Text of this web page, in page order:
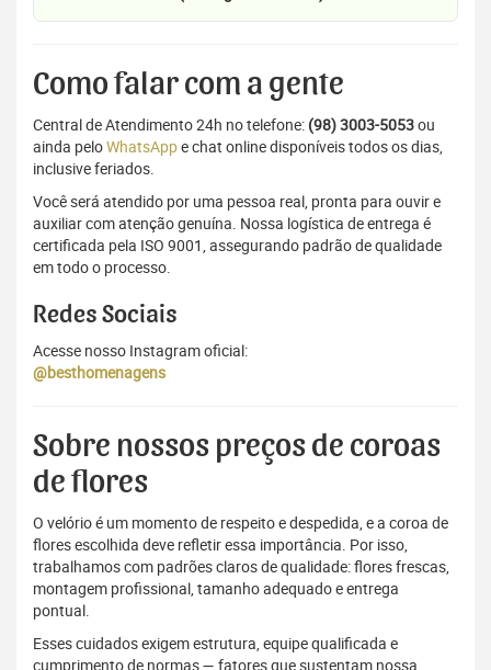
Como falar com a gente
Central de Atendimento 24h no telefone: (98) 3003-5053ou
ainda peloWhatsAppe chat online disponíveis todos os dias,
inclusive feriados.
Você será atendido por uma pessoa real, pronta para ouvir e
auxiliar com atenção genuína. Nossa logística de entrega é
certificada pela ISO 9001, assegurando padrão de qualidade
em todo o processo.
Redes Sociais
Acesse nosso Instagram oficial:
@besthomenagens
Sobre nossos preços de coroas
de flores
O velório é um momento de respeito e despedida, e a coroa de
flores escolhida deve refletir essa importância. Por isso,
trabalhamos com padrões claros de qualidade: flores frescas,
montagem profissional, tamanho adequado e entrega
pontual.
Esses cuidados exigem estrutura, equipe qualificada e
cumprimento de normas — fatores que sustentam nossa